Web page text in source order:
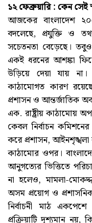
১২ ফেব্রুয়ারি : কেন সেই
আজকের বাংলাদেশ
বদলেছে, প্রযুক্তি ও
সচেতনতা বেড়েছে।
একই ধরনের আশঙ্কা
উড়িয়ে দেয়া যায়
কাঠামোগত কারণ রয়েছে,
প্রশাসন ও আন্তর্জাতিক
এক. রাষ্ট্রীয় কাঠামোয়
কেবল নির্বাচন কমিশনের
করে প্রশাসন, আইনশৃঙ্খলা
কাঠামোর ওপর।
আনুগত্যের ভিত্তিতে
না হলেও, মামলা-
অসম প্রয়োগ ও
নির্বাচনী মাঠ
প্রক্রিয়াটি দৃশ্যমান নয়,